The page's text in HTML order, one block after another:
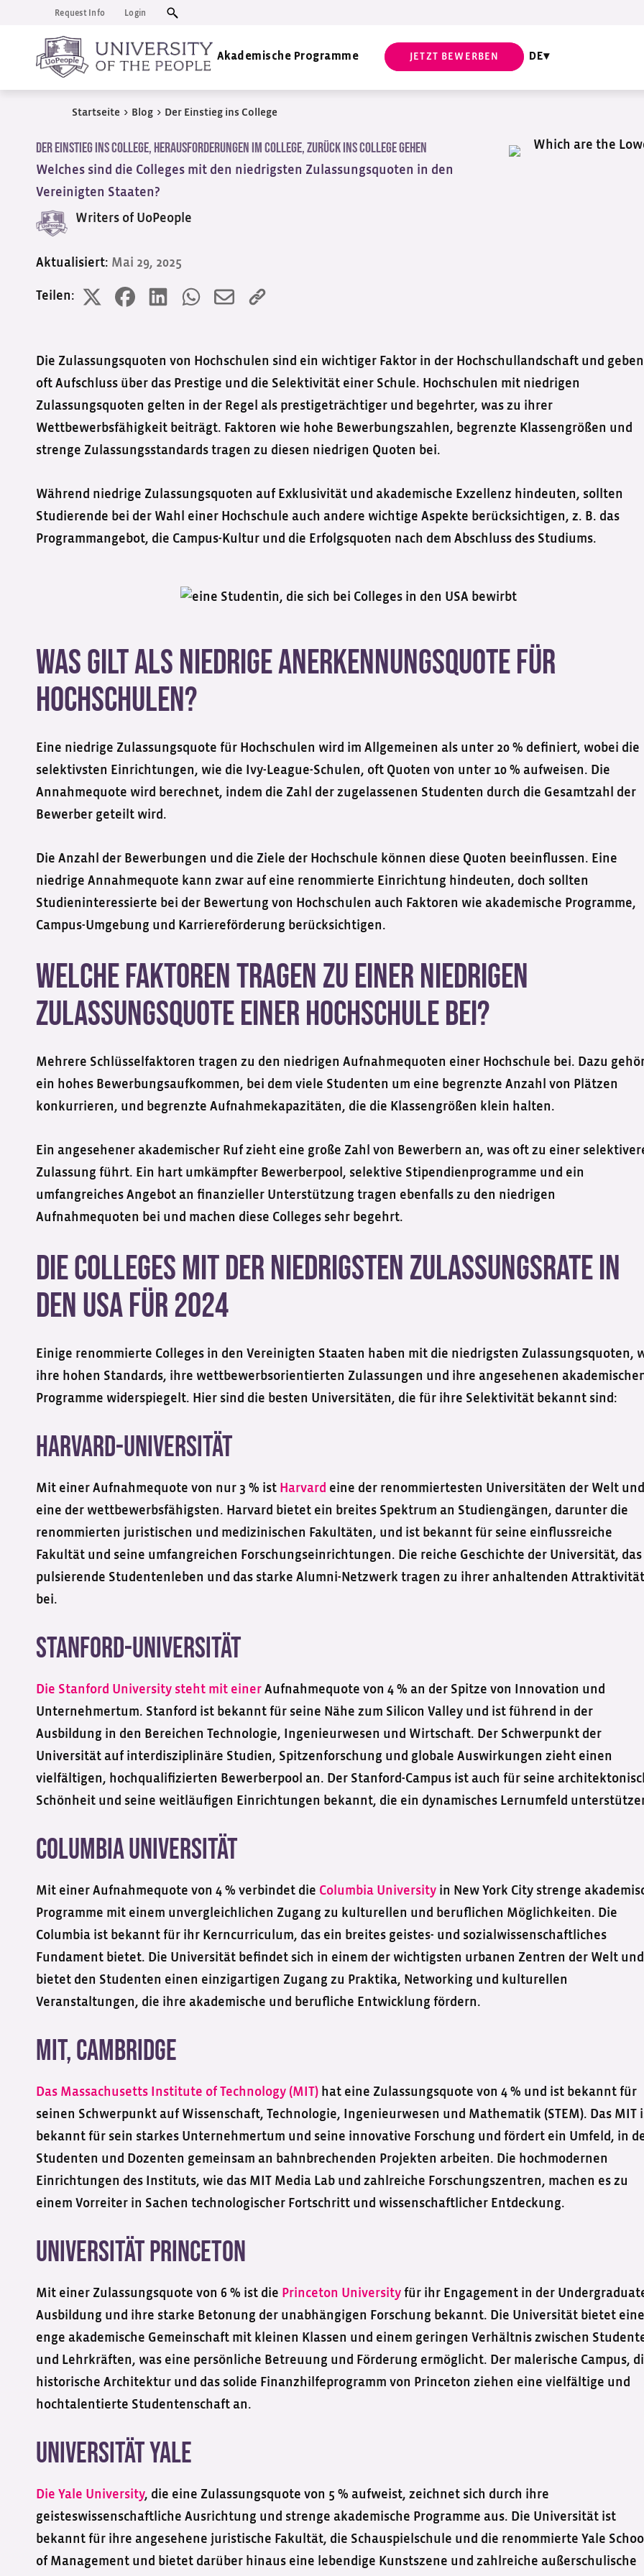
Request Info Login
Akademische Programme JETZT BEWERBEN DE
Startseite > Blog > Der Einstieg ins College
Der Einstieg ins College,Herausforderungen im College,Zurück ins College gehen
Welches sind die Colleges mit den niedrigsten Zulassungsquoten in den
Vereinigten Staaten?
Writers of UoPeople
Aktualisiert: Mai 29, 2025
Teilen:
Die Zulassungsquoten von Hochschulen sind ein wichtiger Faktor in der Hochschullandschaft und geben
oft Aufschluss über das Prestige und die Selektivität einer Schule. Hochschulen mit niedrigen
Zulassungsquoten gelten in der Regel als prestigeträchtiger und begehrter, was zu ihrer
Wettbewerbsfähigkeit beiträgt. Faktoren wie hohe Bewerbungszahlen, begrenzte Klassengrößen und
strenge Zulassungsstandards tragen zu diesen niedrigen Quoten bei.
Während niedrige Zulassungsquoten auf Exklusivität und akademische Exzellenz hindeuten, sollten
Studierende bei der Wahl einer Hochschule auch andere wichtige Aspekte berücksichtigen, z. B. das
Programmangebot, die Campus-Kultur und die Erfolgsquoten nach dem Abschluss des Studiums.
Was gilt als niedrige Anerkennungsquote für
Hochschulen?
Eine niedrige Zulassungsquote für Hochschulen wird im Allgemeinen als unter 20 % definiert, wobei die
selektivsten Einrichtungen, wie die Ivy-League-Schulen, oft Quoten von unter 10 % aufweisen. Die
Annahmequote wird berechnet, indem die Zahl der zugelassenen Studenten durch die Gesamtzahl der
Bewerber geteilt wird.
Die Anzahl der Bewerbungen und die Ziele der Hochschule können diese Quoten beeinflussen. Eine
niedrige Annahmequote kann zwar auf eine renommierte Einrichtung hindeuten, doch sollten
Studieninteressierte bei der Bewertung von Hochschulen auch Faktoren wie akademische Programme,
Campus-Umgebung und Karriereförderung berücksichtigen.
Welche Faktoren tragen zu einer niedrigen
Zulassungsquote einer Hochschule bei?
Mehrere Schlüsselfaktoren tragen zu den niedrigen Aufnahmequoten einer Hochschule bei. Dazu
ein hohes Bewerbungsaufkommen, bei dem viele Studenten um eine begrenzte Anzahl von Plätzen
konkurrieren, und begrenzte Aufnahmekapazitäten, die die Klassengrößen klein halten.
Ein angesehener akademischer Ruf zieht eine große Zahl von Bewerbern an, was oft zu einer
Zulassung führt. Ein hart umkämpfter Bewerberpool, selektive Stipendienprogramme und ein
umfangreiches Angebot an finanzieller Unterstützung tragen ebenfalls zu den niedrigen
Aufnahmequoten bei und machen diese Colleges sehr begehrt.
Die Colleges mit der niedrigsten Zulassungsrate in
den USA für 2024
Einige renommierte Colleges in den Vereinigten Staaten haben mit die niedrigsten Zulassungsquoten,
ihre hohen Standards, ihre wettbewerbsorientierten Zulassungen und ihre angesehenen
Programme widerspiegelt. Hier sind die besten Universitäten, die für ihre Selektivität bekannt sind:
Harvard-Universität
Mit einer Aufnahmequote von nur 3 % ist Harvard eine der renommiertesten Universitäten der Welt und
eine der wettbewerbsfähigsten. Harvard bietet ein breites Spektrum an Studiengängen, darunter die
renommierten juristischen und medizinischen Fakultäten, und ist bekannt für seine einflussreiche
Fakultät und seine umfangreichen Forschungseinrichtungen. Die reiche Geschichte der Universität, das
pulsierende Studentenleben und das starke Alumni-Netzwerk tragen zu ihrer anhaltenden Attraktivität
bei.
Stanford-Universität
Die Stanford University steht mit einer Aufnahmequote von 4 % an der Spitze von Innovation und
Unternehmertum. Stanford ist bekannt für seine Nähe zum Silicon Valley und ist führend in der
Ausbildung in den Bereichen Technologie, Ingenieurwesen und Wirtschaft. Der Schwerpunkt der
Universität auf interdisziplinäre Studien, Spitzenforschung und globale Auswirkungen zieht einen
vielfältigen, hochqualifizierten Bewerberpool an. Der Stanford-Campus ist auch für seine
Schönheit und seine weitläufigen Einrichtungen bekannt, die ein dynamisches Lernumfeld
Columbia Universität
Mit einer Aufnahmequote von 4 % verbindet die Columbia University in New York City strenge
Programme mit einem unvergleichlichen Zugang zu kulturellen und beruflichen Möglichkeiten. Die
Columbia ist bekannt für ihr Kerncurriculum, das ein breites geistes- und sozialwissenschaftliches
Fundament bietet. Die Universität befindet sich in einem der wichtigsten urbanen Zentren der Welt und
bietet den Studenten einen einzigartigen Zugang zu Praktika, Networking und kulturellen
Veranstaltungen, die ihre akademische und berufliche Entwicklung fördern.
MIT, Cambridge
Das Massachusetts Institute of Technology (MIT) hat eine Zulassungsquote von 4 % und ist bekannt für
seinen Schwerpunkt auf Wissenschaft, Technologie, Ingenieurwesen und Mathematik (STEM). Das MIT
bekannt für sein starkes Unternehmertum und seine innovative Forschung und fördert ein Umfeld, in
Studenten und Dozenten gemeinsam an bahnbrechenden Projekten arbeiten. Die hochmodernen
Einrichtungen des Instituts, wie das MIT Media Lab und zahlreiche Forschungszentren, machen es zu
einem Vorreiter in Sachen technologischer Fortschritt und wissenschaftlicher Entdeckung.
Universität Princeton
Mit einer Zulassungsquote von 6 % ist die Princeton University für ihr Engagement in der
Ausbildung und ihre starke Betonung der unabhängigen Forschung bekannt. Die Universität bietet eine
enge akademische Gemeinschaft mit kleinen Klassen und einem geringen Verhältnis zwischen
und Lehrkräften, was eine persönliche Betreuung und Förderung ermöglicht. Der malerische Campus,
historische Architektur und das solide Finanzhilfeprogramm von Princeton ziehen eine vielfältige und
hochtalentierte Studentenschaft an.
Universität Yale
Die Yale University, die eine Zulassungsquote von 5 % aufweist, zeichnet sich durch ihre
geisteswissenschaftliche Ausrichtung und strenge akademische Programme aus. Die Universität ist
bekannt für ihre angesehene juristische Fakultät, die Schauspielschule und die renommierte Yale School
of Management und bietet darüber hinaus eine lebendige Kunstszene und zahlreiche außerschulische